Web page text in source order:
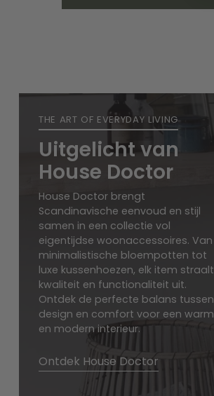
THE ART OF EVERYDAY LIVING
Uitgelicht van
House Doctor
House Doctor brengt
Scandinavische eenvoud en stijl
samen in een collectie vol
eigentijdse woonaccessoires. Van
minimalistische bloempotten tot
luxe kussenhoezen, elk item straalt
kwaliteit en functionaliteit uit.
Ontdek de perfecte balans tussen
design en comfort voor een warm
en modern interieur.
Ontdek House Doctor